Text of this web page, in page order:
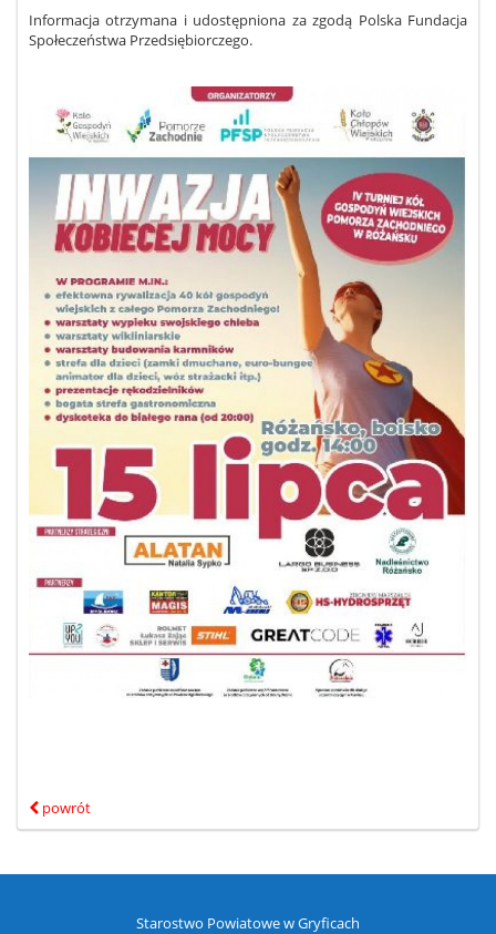
Informacja otrzymana i udostępniona za zgodą Polska Fundacja
Społeczeństwa Przedsiębiorczego.
powrót
Starostwo Powiatowe w Gryficach